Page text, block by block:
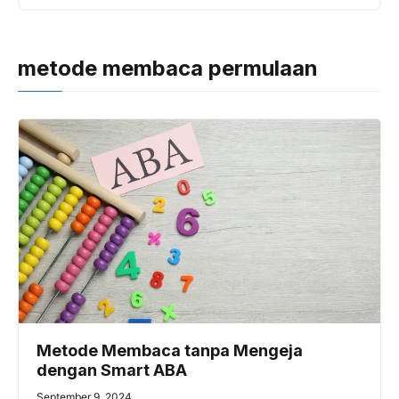
metode membaca permulaan
Metode Membaca tanpa Mengeja
dengan Smart ABA